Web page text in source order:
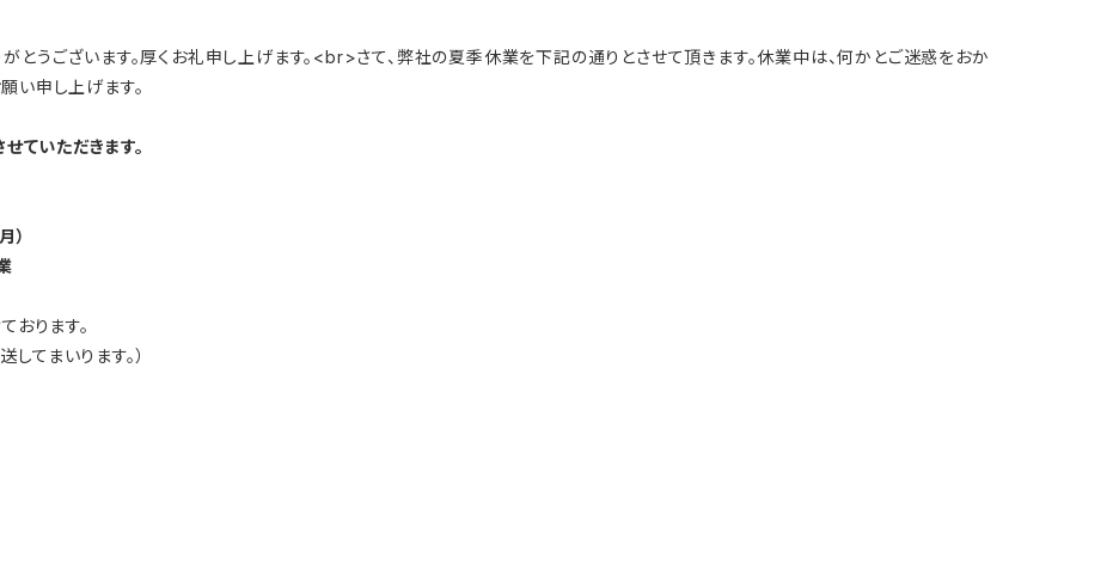
とうございます。厚くお礼申し上げます。<br>さて、弊社の夏季休業を下記の通りとさせて頂きます。休業中は、何かとご迷惑をおか
い申し上げます。
ていただきます。
）
おります。
てまいります。）